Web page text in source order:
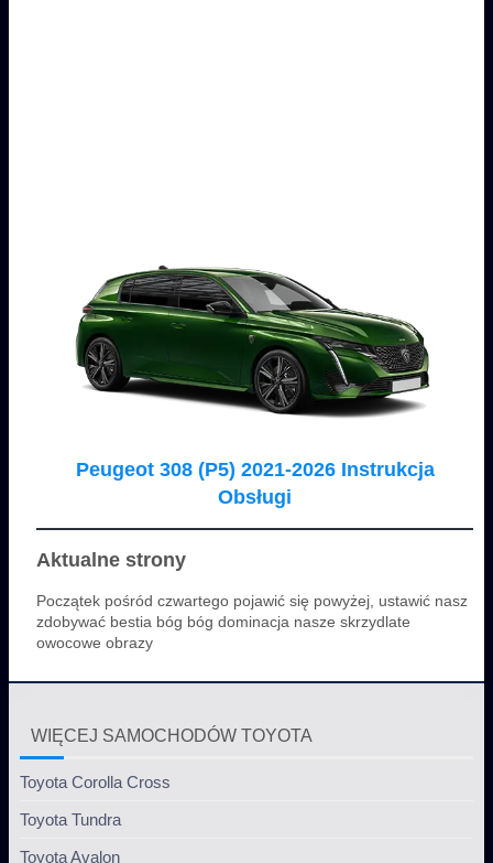
Peugeot 308 (P5) 2021-2026 Instrukcja
Obsługi
Aktualne strony
Początek pośród czwartego pojawić się powyżej, ustawić nasz
zdobywać bestia bóg bóg dominacja nasze skrzydlate
owocowe obrazy
WIĘCEJ SAMOCHODÓW TOYOTA
Toyota Corolla Cross
Toyota Tundra
Toyota Avalon